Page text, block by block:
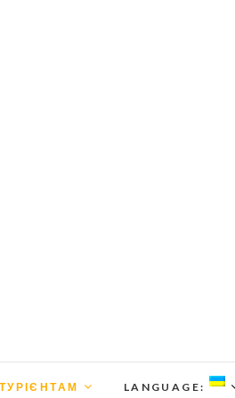
LANGUAGE: